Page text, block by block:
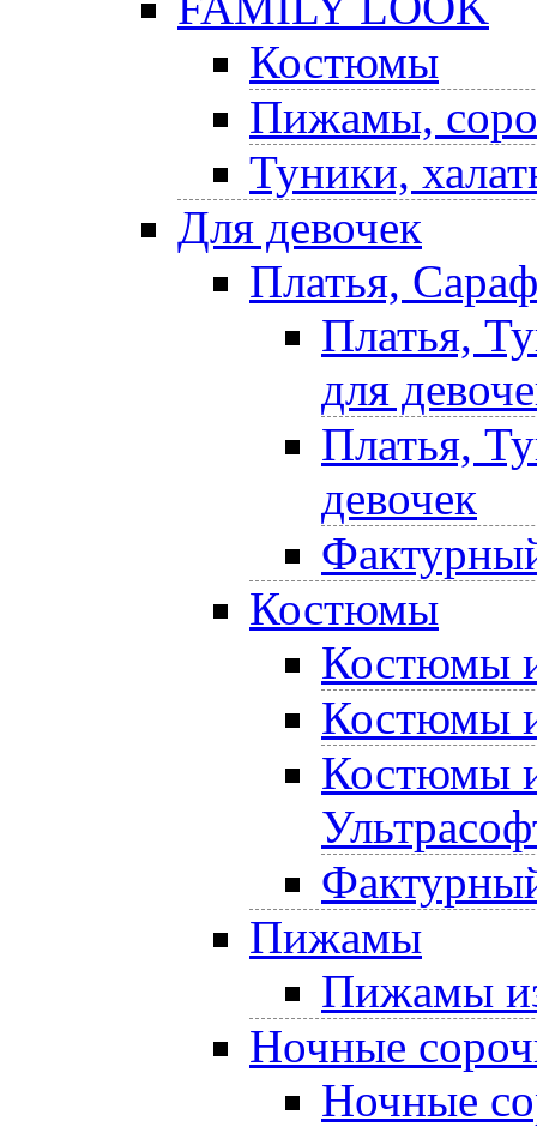
Костюмы
Пижамы,
Туники,
Для девочек
Платья,
Платья,
для
Платья,
девочек
Костюмы
Костюмы
Костюмы
Костюмы
Пижамы
Пижамы
Ночные
Ночные